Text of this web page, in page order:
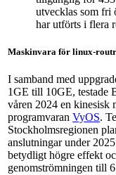
utvecklas som fri
har utförts i flera
Maskinvara för linux-
I samband med
1GE till 10GE,
våren 2024 en kinesisk
programvaran VyOS.
Stockholmsregionen
anslutningar under
betydligt högre effekt
genomströmningen till